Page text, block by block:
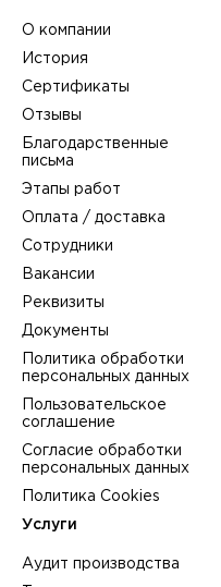
О компании
История
Сертификаты
Отзывы
Благодарственные
письма
Этапы работ
Оплата / доставка
Сотрудники
Вакансии
Реквизиты
Документы
Политика обработки
персональных данных
Пользовательское
соглашение
Согласие обработки
персональных данных
Политика Cookies
Услуги
Аудит производства